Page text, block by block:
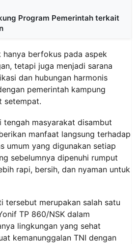
Program Pemerintah terkait
hanya berfokus pada aspek
tetapi juga menjadi sarana
dan hubungan harmonis
pemerintah kampung
setempat.
tengah masyarakat disambut
manfaat langsung terhadap
umum yang digunakan setiap
sebelumnya dipenuhi rumput
rapi, bersih, dan nyaman untuk
tersebut merupakan salah satu
TP 860/NSK dalam
lingkungan yang sehat
kemanunggalan TNI dengan